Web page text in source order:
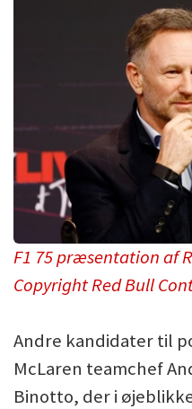
F1 75 præsentation af
Copyright Red Bull
Andre kandidater til
McLaren teamchef
Binotto, der i